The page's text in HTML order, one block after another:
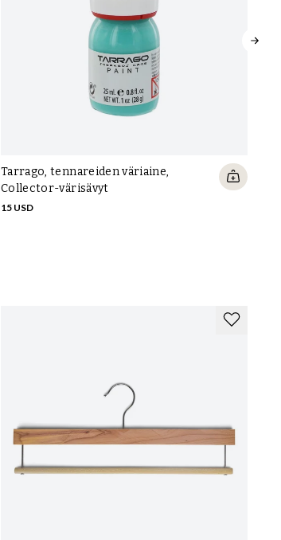
Tarrago, tennareiden väriaine,
Collector-värisävyt
15 USD